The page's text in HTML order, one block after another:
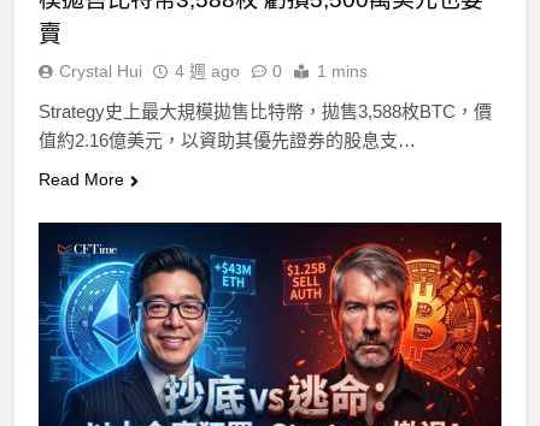
賣
Crystal Hui 4 週 ago 0 1 mins
Strategy史上最大規模拋售比特幣，拋售3,588枚BTC，價
值約2.16億美元，以資助其優先證券的股息支…
Read More